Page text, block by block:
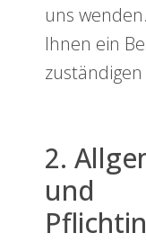
uns
Ihnen ein
2.
und